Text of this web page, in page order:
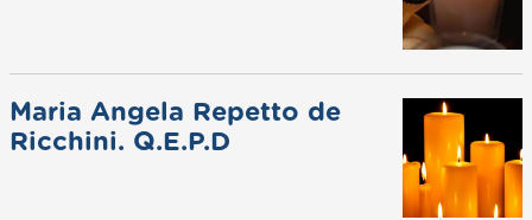
Maria Angela Repetto de
Ricchini. Q.E.P.D